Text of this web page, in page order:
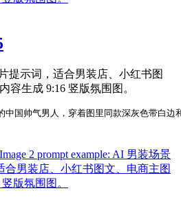
提示词，适合男装店、小红书图
容生成 9:16 竖版氛围图。
中国帅气男人，穿着图里同款深灰色带白